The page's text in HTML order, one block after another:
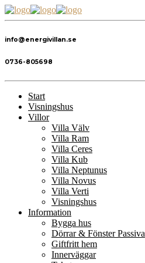
info@energivillan.se
0736-805698
Start
Visningshus
Villor
Villa Välv
Villa Ram
Villa Ceres
Villa Kub
Villa Neptunus
Villa Novus
Villa Verti
Visningshus
Information
Bygga hus
Dörrar & Fönster Passiva
Giftfritt hem
Innerväggar